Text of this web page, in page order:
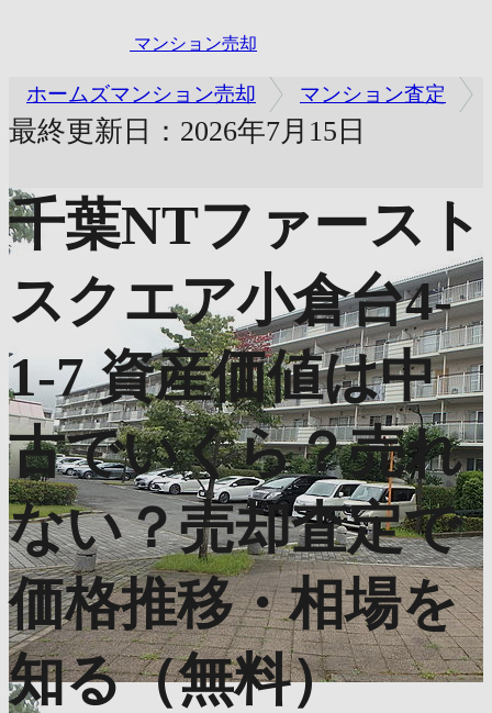
マンション売却
ホームズマンション売却 マンション査定
最終更新日：2026年7月15日
千葉NTファースト
スクエア小倉台4-
1-7 資産価値は中
古でいくら？売れ
ない？売却査定で
価格推移・相場を
知る（無料）